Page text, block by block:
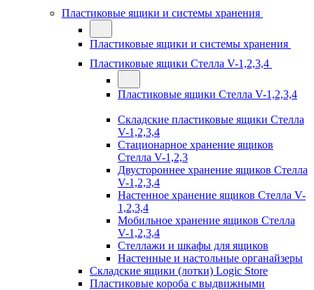
Пластиковые ящики и системы хранения
Пластиковые ящики и системы хранения
Пластиковые ящики Стелла V-1,2,3,4
Пластиковые ящики Стелла V-1,2,3,4
Складские пластиковые ящики Стелла
V-1,2,3,4
Стационарное хранение ящиков
Стелла V-1,2,3
Двустороннее хранение ящиков Стелла
V-1,2,3,4
Настенное хранение ящиков Стелла V-
1,2,3,4
Мобильное хранение ящиков Стелла
V-1,2,3,4
Стеллажи и шкафы для ящиков
Настенные и настольные органайзеры
Складские ящики (лотки) Logiс Store
Пластиковые короба с выдвижными